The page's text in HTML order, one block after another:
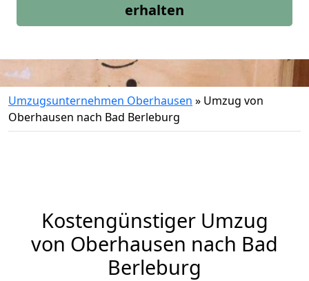
erhalten
Umzugsunternehmen Oberhausen » Umzug von
Oberhausen nach Bad Berleburg
Kostengünstiger Umzug
von Oberhausen nach Bad
Berleburg